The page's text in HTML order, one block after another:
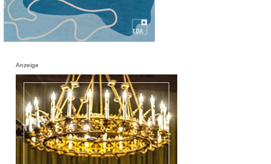
Anzeige